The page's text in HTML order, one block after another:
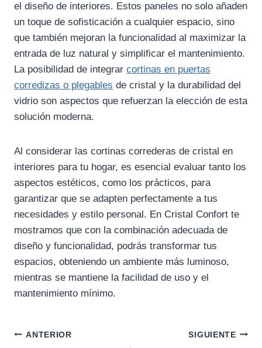
el diseño de interiores. Estos paneles no solo añaden
un toque de sofisticación a cualquier espacio, sino
que también mejoran la funcionalidad al maximizar la
entrada de luz natural y simplificar el mantenimiento.
La posibilidad de integrar cortinas en puertas
corredizas o plegables de cristal y la durabilidad del
vidrio son aspectos que refuerzan la elección de esta
solución moderna.
Al considerar las cortinas correderas de cristal en
interiores para tu hogar, es esencial evaluar tanto los
aspectos estéticos, como los prácticos, para
garantizar que se adapten perfectamente a tus
necesidades y estilo personal. En Cristal Confort te
mostramos que con la combinación adecuada de
diseño y funcionalidad, podrás transformar tus
espacios, obteniendo un ambiente más luminoso,
mientras se mantiene la facilidad de uso y el
mantenimiento mínimo.
Navegación
ANTERIOR SIGUIENTE